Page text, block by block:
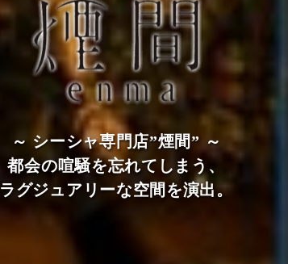
～ シーシャ専門店”煙間” ～
都会の喧騒を忘れてしまう、
ラグジュアリーな空間を演出。